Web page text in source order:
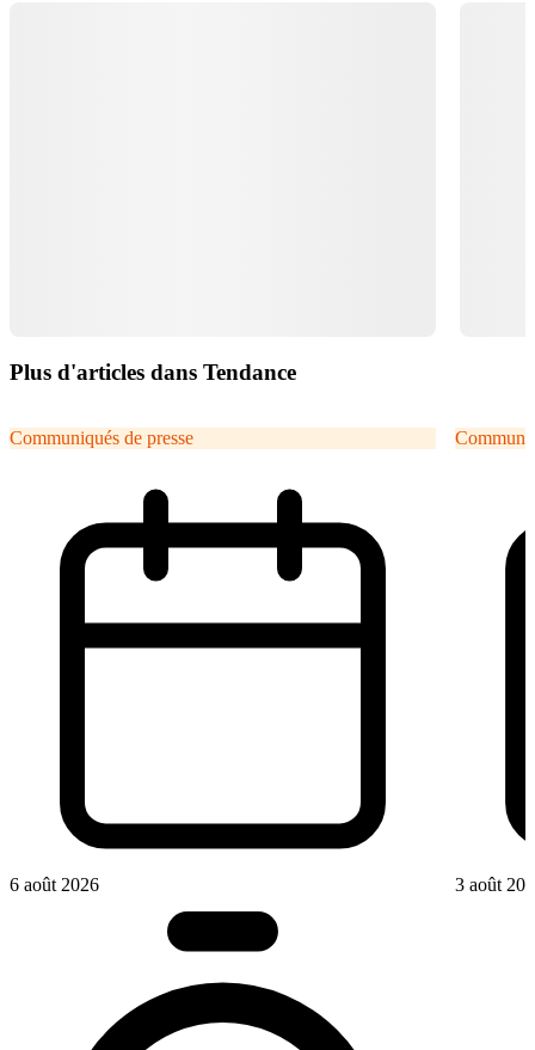
Plus d'articles dans Tendance
Communiqués de presse
6 août 2026 3 août